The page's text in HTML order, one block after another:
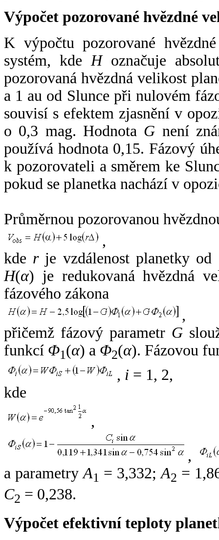
Výpočet pozorované hvězdné
K výpočtu pozorované
systém, kde Hoznačuje
pozorovaná hvězdná velikost
a 1 au od Slunce při nulovém
souvisí s efektem zjasnění v
o 0,3 mag. Hodnota G není
používá hodnota 0,15. Fázový
k pozorovateli a směrem ke
pokud se planetka nachází v
Průměrnou pozorovanou
,
kde rje vzdálenost planetky od
H(α) je redukovaná hvězdná
fázového zákona
,
přičemž fázový parametr G
funkcí Φ1(α) a Φ2(α). Fázovou
, i = 1, 2,
kde
,
,
a parametryA1 = 3,332;A2 =
C2 = 0,238.
Výpočet efektivní teploty